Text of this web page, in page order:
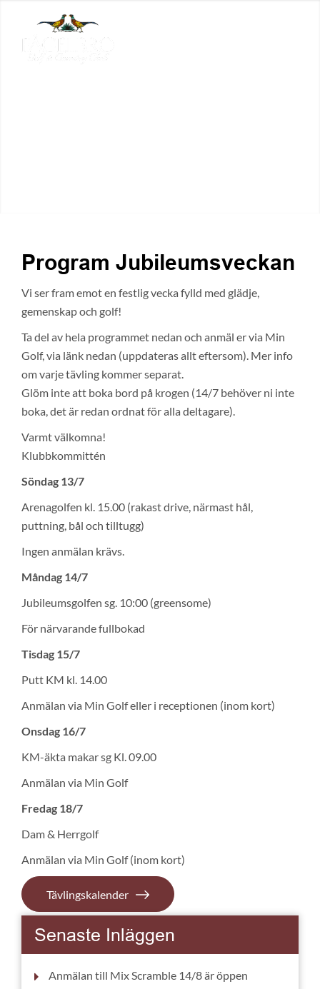
Program Jubileumsveckan
Vi ser fram emot en festlig vecka fylld med glädje,
gemenskap och golf!
Ta del av hela programmet nedan och anmäl er via Min
Golf, via länk nedan (uppdateras allt eftersom). Mer info
om varje tävling kommer separat.
Glöm inte att boka bord på krogen (14/7 behöver ni inte
boka, det är redan ordnat för alla deltagare).
Varmt välkomna!
Klubbkommittén
Söndag 13/7
Arenagolfen kl. 15.00 (rakast drive, närmast hål,
puttning, bål och tilltugg)
Ingen anmälan krävs.
Måndag 14/7
Jubileumsgolfen sg. 10:00 (greensome)
För närvarande fullbokad
Tisdag 15/7
Putt KM kl. 14.00
Anmälan via Min Golf eller i receptionen (inom kort)
Onsdag 16/7
KM-äkta makar sg Kl. 09.00
Anmälan via Min Golf
Fredag 18/7
Dam & Herrgolf
Anmälan via Min Golf (inom kort)
Tävlingskalender
Senaste Inläggen
Anmälan till Mix Scramble 14/8 är öppen